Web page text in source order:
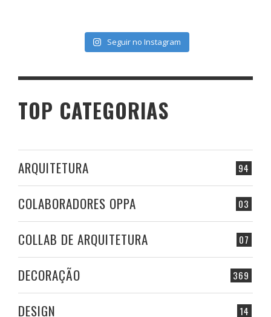
Seguir no Instagram
TOP CATEGORIAS
94
ARQUITETURA
03
COLABORADORES OPPA
07
COLLAB DE ARQUITETURA
369
DECORAÇÃO
14
DESIGN